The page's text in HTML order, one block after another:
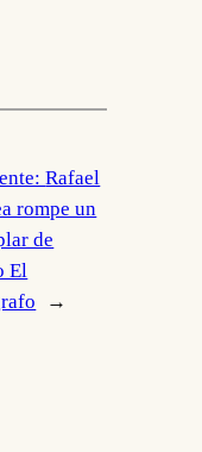
Rafael
rompe un
de
El
→